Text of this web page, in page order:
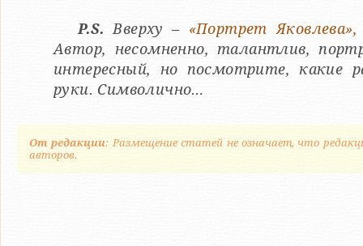
P.S. Вверху – «Портрет
Автор, несомненно, талантлив,
интересный, но посмотрите, какие
руки. Символично…
От редакции: Размещение статей не означает, что
авторов.